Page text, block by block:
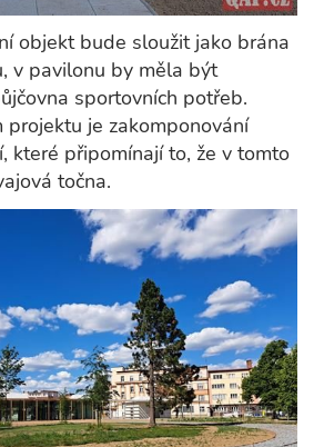
objekt bude sloužit jako brána
v pavilonu by měla být
sportovních potřeb.
je zakomponování
které připomínají to, že v tomto
točna.